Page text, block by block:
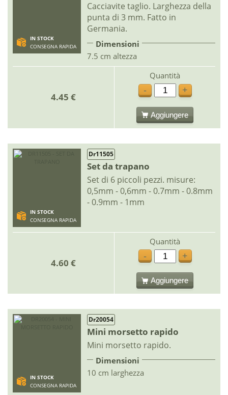
IN STOCK
CONSEGNA RAPIDA
Cacciavite taglio. Larghezza della
punta di 3 mm. Fatto in
Germania.
Dimensioni
7.5 cm altezza
4.45 €
Quantità
-
+
Aggiungere
IN STOCK
CONSEGNA RAPIDA
Dr11505
Set da trapano
Set di 6 piccoli pezzi. misure:
0,5mm - 0,6mm - 0.7mm - 0.8mm
- 0.9mm - 1mm
4.60 €
Quantità
-
+
Aggiungere
IN STOCK
CONSEGNA RAPIDA
Dr20054
Mini morsetto rapido
Mini morsetto rapido.
Dimensioni
10 cm larghezza